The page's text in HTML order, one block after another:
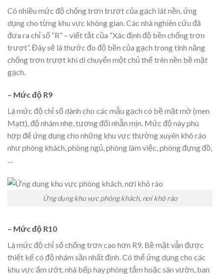
Có nhiều mức độ chống trơn trượt của gạch lát nền, ứng
dụng cho từng khu vực không gian. Các nhà nghiên cứu đã
đưa ra chỉ số “R” – viết tắt của “Xác định độ bền chống trơn
trượt”. Đây sẽ là thước đo độ bền của gạch trong tính năng
chống trơn trượt khi di chuyển một chủ thể trên nền bề mặt
gạch.
– Mức độ R9
Là mức độ chỉ số dành cho các mẫu gạch có bề mặt mờ (men
Matt), độ nhám nhẹ, tương đối nhẵn mịn. Mức độ này phù
hợp để ứng dụng cho những khu vực thường xuyên khô ráo
như phòng khách, phòng ngủ, phòng làm việc, phòng đựng đồ,
…
Ứng dụng khu vực phòng khách, nơi khô ráo
– Mức độ R10
Là mức độ chỉ số chống trơn cao hơn R9. Bề mặt vẫn được
thiết kế có độ nhám sần nhất định. Có thể ứng dụng cho các
khu vực ẩm ướt, nhà bếp hay phòng tắm hoặc sân vườn, ban